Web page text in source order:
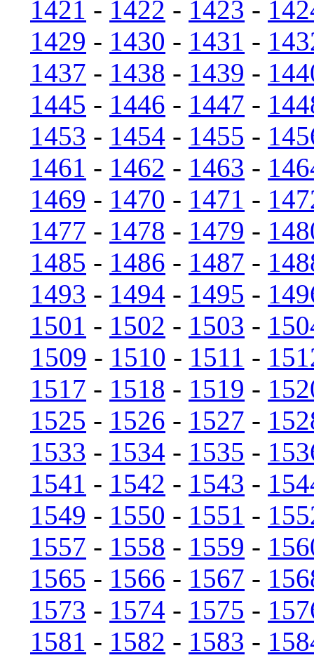
1421 - 1422 - 1423 -
1429 - 1430 - 1431 -
1437 - 1438 - 1439 -
1445 - 1446 - 1447 -
1453 - 1454 - 1455 -
1461 - 1462 - 1463 -
1469 - 1470 - 1471 -
1477 - 1478 - 1479 -
1485 - 1486 - 1487 -
1493 - 1494 - 1495 -
1501 - 1502 - 1503 -
1509 - 1510 - 1511 -
1517 - 1518 - 1519 -
1525 - 1526 - 1527 -
1533 - 1534 - 1535 -
1541 - 1542 - 1543 -
1549 - 1550 - 1551 -
1557 - 1558 - 1559 -
1565 - 1566 - 1567 -
1573 - 1574 - 1575 -
1581 - 1582 - 1583 -